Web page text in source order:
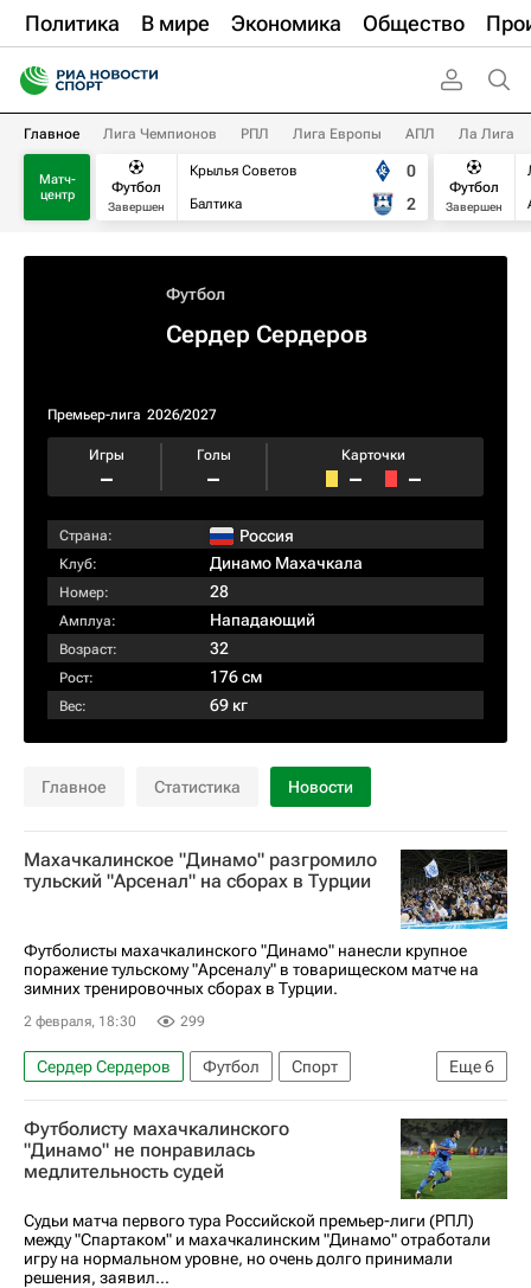
Политика В мире Экономика Общество
Главное Лига Чемпионов РПЛ Лига Европы АПЛ Ла Лига
Матч-
центр
Футбол
Завершен
Крылья Советов
Балтика
0
2
Футбол
Завершен
Футбол
Сердер Сердеров
Премьер-лига 2026/2027
Игры
–
Голы
–
Карточки
– –
Страна: Россия
Клуб: Динамо Махачкала
Номер: 28
Амплуа: Нападающий
Возраст: 32
Рост: 176 см
Вес: 69 кг
Главное Статистика Новости
Махачкалинское "Динамо" разгромило
тульский "Арсенал" на сборах в Турции
Футболисты махачкалинского "Динамо" нанесли крупное
поражение тульскому "Арсеналу" в товарищеском матче на
зимних тренировочных сборах в Турции.
2 февраля, 18:30 299
Еще6
Сердер Сердеров Футбол
Спорт
Турция
Белек
Ражаб Магомедов
Гамид Агаларов
Динамо-Брянск
РПЛ 2026-2027 (Чемпионат России по футболу)
Футболисту махачкалинского
"Динамо" не понравилась
медлительность судей
Судьи матча первого тура Российской премьер-лиги (РПЛ)
между "Спартаком" и махачкалинским "Динамо" отработали
игру на нормальном уровне, но очень долго принимали
решения, заявил...